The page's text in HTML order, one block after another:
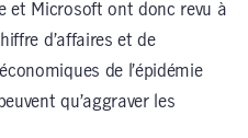
et Microsoft ont donc revu à
d’affaires et de
de l’épidémie
qu’aggraver les